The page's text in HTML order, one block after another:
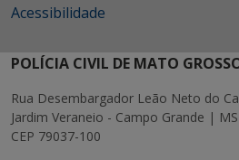
Acessibilidade
POLÍCIA CIVIL DE MATO
Rua Desembargador Leão Neto do
Jardim Veraneio - Campo Grande | MS
CEP 79037-100